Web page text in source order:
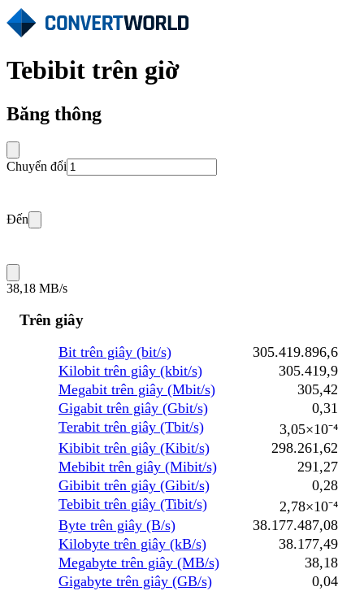
Tebibit trên giờ
Băng thông
Chuyển đổi
Đến
38,18 MB/s
Trên giây
Bit trên giây (bit/s)
305.419.896,6
Kilobit trên giây (kbit/s)
305.419,9
Megabit trên giây (Mbit/s)
305,42
Gigabit trên giây (Gbit/s)
0,31
Terabit trên giây (Tbit/s)
3,05×10⁻⁴
Kibibit trên giây (Kibit/s)
298.261,62
Mebibit trên giây (Mibit/s)
291,27
Gibibit trên giây (Gibit/s)
0,28
Tebibit trên giây (Tibit/s)
2,78×10⁻⁴
Byte trên giây (B/s)
38.177.487,08
Kilobyte trên giây (kB/s)
38.177,49
Megabyte trên giây (MB/s)
38,18
Gigabyte trên giây (GB/s)
0,04